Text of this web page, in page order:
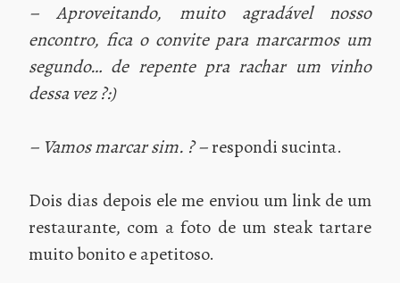
– Aproveitando, muito agradável nosso
encontro, fica o convite para marcarmos um
segundo… de repente pra rachar um vinho
dessa vez ?:)
– Vamos marcar sim. ? –respondi sucinta.
Dois dias depois ele me enviou um link de um
restaurante, com a foto de um steak tartare
muito bonito e apetitoso.